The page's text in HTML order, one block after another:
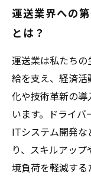
の挑戦
充実したキ
りの取り組
運送業で実
あなたも担
能な社会
運送業界への
とは？
運送業は私たち
給を支え、経済活
化や技術革新の導
います。ドライバ
ITシステム開発
り、スキルアッ
境負荷を軽減す